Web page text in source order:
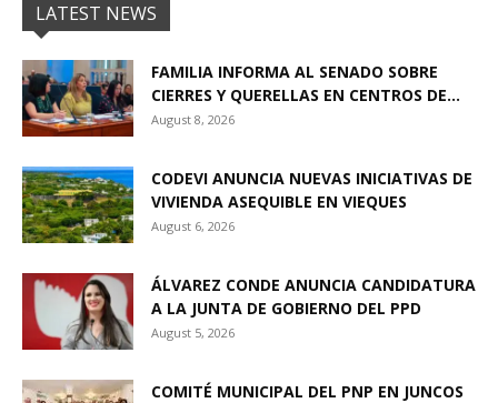
LATEST NEWS
FAMILIA INFORMA AL SENADO SOBRE
CIERRES Y QUERELLAS EN CENTROS DE...
August 8, 2026
CODEVI ANUNCIA NUEVAS INICIATIVAS DE
VIVIENDA ASEQUIBLE EN VIEQUES
August 6, 2026
ÁLVAREZ CONDE ANUNCIA CANDIDATURA
A LA JUNTA DE GOBIERNO DEL PPD
August 5, 2026
COMITÉ MUNICIPAL DEL PNP EN JUNCOS